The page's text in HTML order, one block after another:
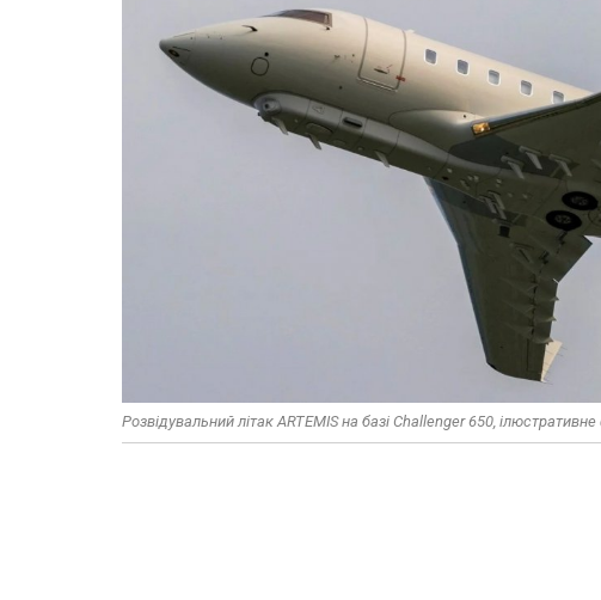
Розвідувальний літак ARTEMIS на базі Challenger 650,